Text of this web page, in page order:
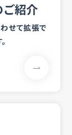
紹介
せて拡張で